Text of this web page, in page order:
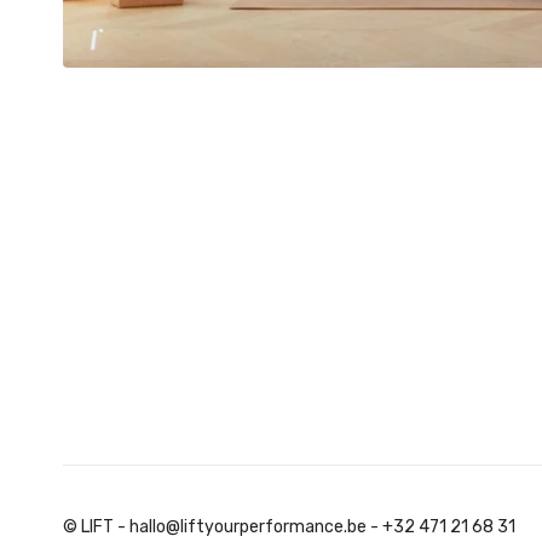
© LIFT - hallo@liftyourperformance.be - +32 471 21 68 31